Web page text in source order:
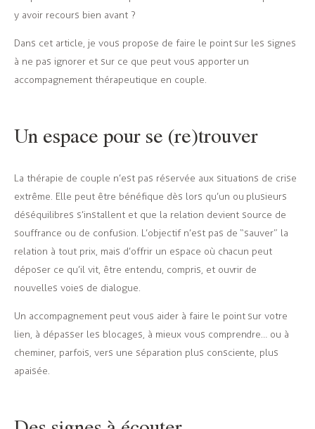
y avoir recours bien avant ?
Dans cet article, je vous propose de faire le point sur les signes
à ne pas ignorer et sur ce que peut vous apporter un
accompagnement thérapeutique en couple.
Un espace pour se (re)trouver
La thérapie de couple n’est pas réservée aux situations de crise
extrême. Elle peut être bénéfique dès lors qu’un ou plusieurs
déséquilibres s’installent et que la relation devient source de
souffrance ou de confusion. L’objectif n’est pas de “sauver” la
relation à tout prix, mais d’offrir un espace où chacun peut
déposer ce qu’il vit, être entendu, compris, et ouvrir de
nouvelles voies de dialogue.
Un accompagnement peut vous aider à faire le point sur votre
lien, à dépasser les blocages, à mieux vous comprendre… ou à
cheminer, parfois, vers une séparation plus consciente, plus
apaisée.